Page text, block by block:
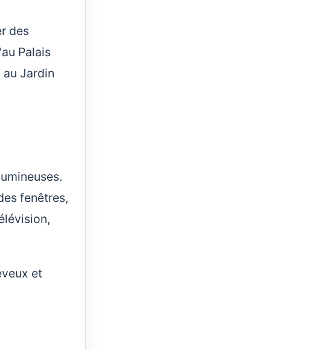
des
Palais
au Jardin
fenêtres,
et